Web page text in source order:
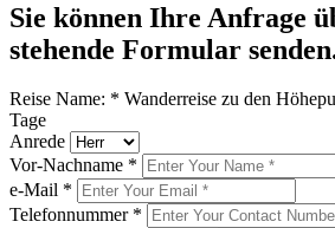
Sie können Ihre Anfrage
stehende Formular
Reise Name: * Wanderreise zu den
Tage
Anrede
Vor-Nachname *
e-Mail *
Telefonnummer *